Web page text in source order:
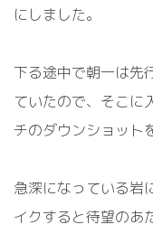
にしました。
下る途中で朝一は先
ていたので、そこに
チのダウンショット
急深になっている岩
イクすると待望のあ